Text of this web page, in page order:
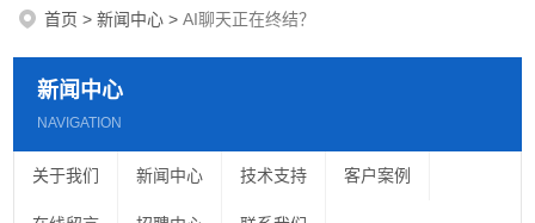
首页 >新闻中心 >AI聊天正在终结？
新闻中心
NAVIGATION
关于我们 新闻中心 技术支持 客户案例